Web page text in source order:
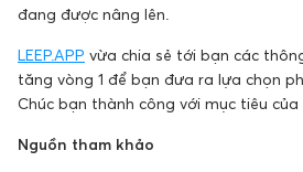
đang được nâng lên.
LEEP.APP vừa chia sẻ tới bạn các
tăng vòng 1 để bạn đưa ra lựa chọn
Chúc bạn thành công với mục tiêu của
Nguồn tham khảo